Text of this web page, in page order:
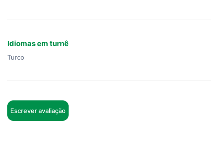
Idiomas em turnê
Turco
Escrever avaliação